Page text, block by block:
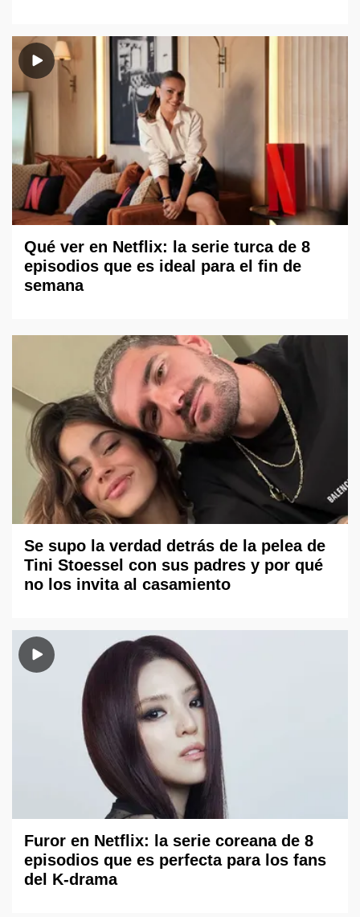
Qué ver en Netflix: la serie turca de 8
episodios que es ideal para el fin de
semana
Se supo la verdad detrás de la pelea de
Tini Stoessel con sus padres y por qué
no los invita al casamiento
Furor en Netflix: la serie coreana de 8
episodios que es perfecta para los fans
del K-drama